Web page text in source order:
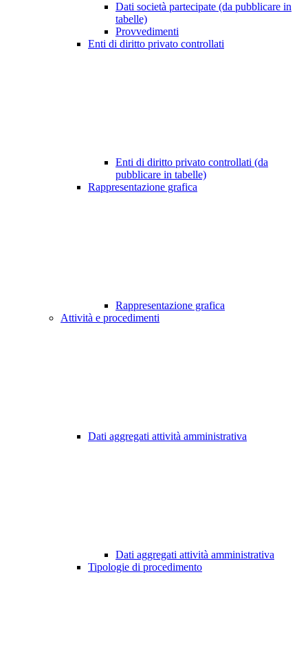
Dati società partecipate (da pubblicare in
tabelle)
Provvedimenti
Enti di diritto privato controllati
Enti di diritto privato controllati (da
pubblicare in tabelle)
Rappresentazione grafica
Rappresentazione grafica
Attività e procedimenti
Dati aggregati attività amministrativa
Dati aggregati attività amministrativa
Tipologie di procedimento